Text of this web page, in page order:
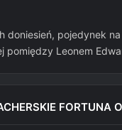
doniesień, pojedynek
pomiędzy Leonem
FORTUNA